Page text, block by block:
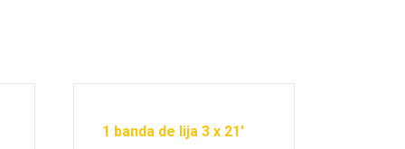
1 banda de lija 3 x 21′